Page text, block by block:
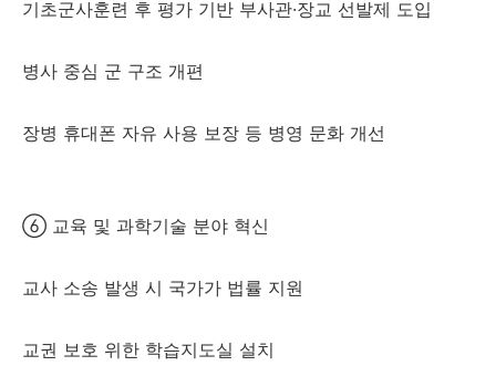
기초군사훈련 후 평가 기반 부사관·장교 선발제 도입
병사 중심 군 구조 개편
장병 휴대폰 자유 사용 보장 등 병영 문화 개선
⑥ 교육 및 과학기술 분야 혁신
교사 소송 발생 시 국가가 법률 지원
교권 보호 위한 학습지도실 설치